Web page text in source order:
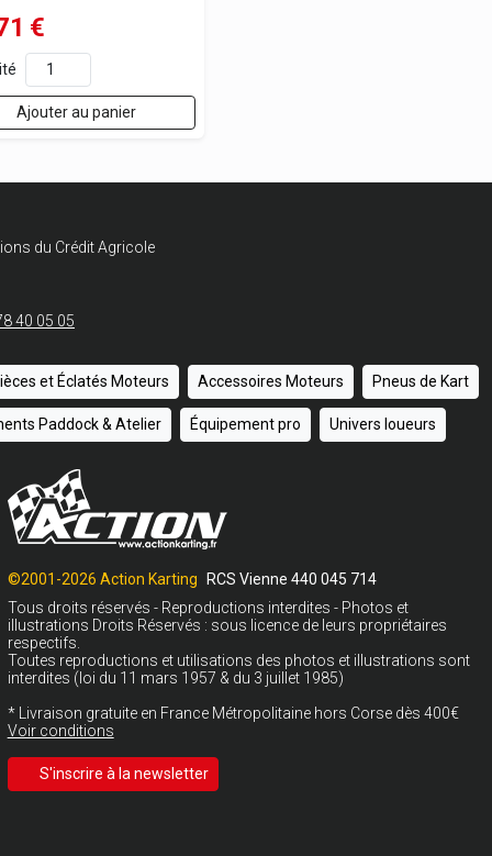
€
Ajouter au panier
du Crédit Agricole
40 05 05
et Éclatés Moteurs Accessoires Moteurs Pneus de Kart
Paddock & Atelier Équipement pro Univers loueurs
©2001-2026 Action Karting
RCS Vienne 440 045 714
Tous droits réservés - Reproductions interdites - Photos et
illustrations Droits Réservés : sous licence de leurs propriétaires
respectifs.
Toutes reproductions et utilisations des photos et illustrations sont
interdites (loi du 11 mars 1957 & du 3 juillet 1985)
* Livraison gratuite en France Métropolitaine hors Corse dès 400€
Voir conditions
S'inscrire à la newsletter